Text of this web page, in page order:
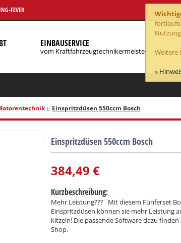
Weitere
»
FEVER
EINBAUSERVICE
vom Kraftfahrzeugtechnikermeister
Einspritzdüsen 550ccm Bosch
Einspritzdüsen 550ccm Bosch
384,49 €
Kurzbeschreibung:
Mehr Leistung??? Mit diesem Fünferset
Einspritzdüsen können sie mehr Leistung
kitzeln! Die passende Software dazu finden
Shop.